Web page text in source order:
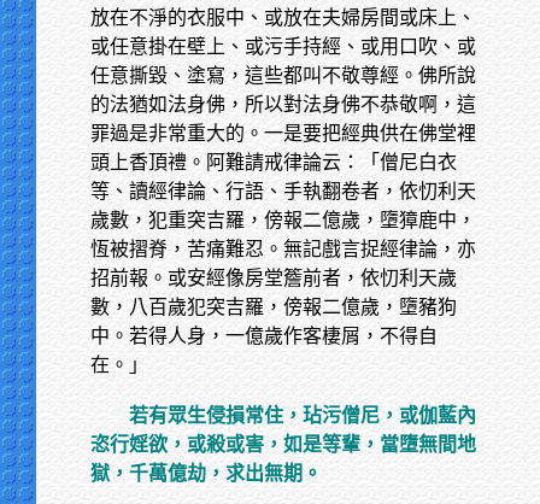
放在不淨的衣服中、或放在夫婦房間或床上、
或任意掛在壁上、或污手持經、或用口吹、或
任意撕毀、塗寫，這些都叫不敬尊經。佛所說
的法猶如法身佛，所以對法身佛不恭敬啊，這
罪過是非常重大的。一是要把經典供在佛堂裡
頭上香頂禮。阿難請戒律論云：「僧尼白衣
等、讀經律論、行語、手執翻卷者，依忉利天
歲數，犯重突吉羅，傍報二億歲，墮獐鹿中，
恆被摺脊，苦痛難忍。無記戲言捉經律論，亦
招前報。或安經像房堂簷前者，依忉利天歲
數，八百歲犯突吉羅，傍報二億歲，墮豬狗
中。若得人身，一億歲作客棲屑，不得自
在。」
若有眾生侵損常住，玷污僧尼，或伽藍內
恣行婬欲，或殺或害，如是等輩，當墮無間地
獄，千萬億劫，求出無期。